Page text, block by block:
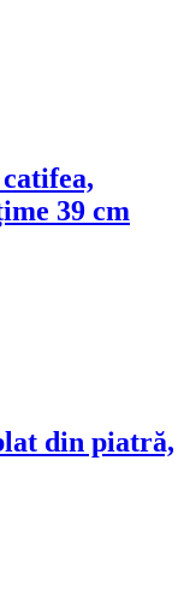
39 cm
din piatră,